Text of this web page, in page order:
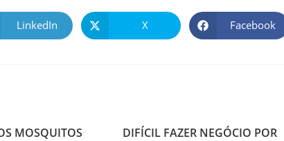
LinkedIn X Facebook
MOSQUITOS
DIFÍCIL FAZER NEGÓCIO POR